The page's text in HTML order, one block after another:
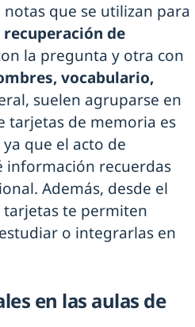
que se utilizan para
recuperación de
la pregunta y otra con
vocabulario,
suelen agruparse en
tarjetas de memoria es
ya que el acto de
información recuerdas
Además, desde el
te permiten
o integrarlas en
en las aulas de